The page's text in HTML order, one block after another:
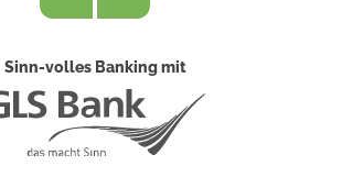
Sinn-volles Banking mit